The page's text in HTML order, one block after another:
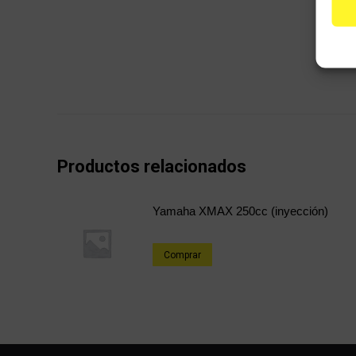
Productos relacionados
Yamaha XMAX 250cc (inyección)
Comprar